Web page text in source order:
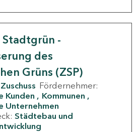
-
des
Grüns (ZSP)
Zuschuss Fördernehmer:
Kunden
Kommunen
Unternehmen
Städtebau und